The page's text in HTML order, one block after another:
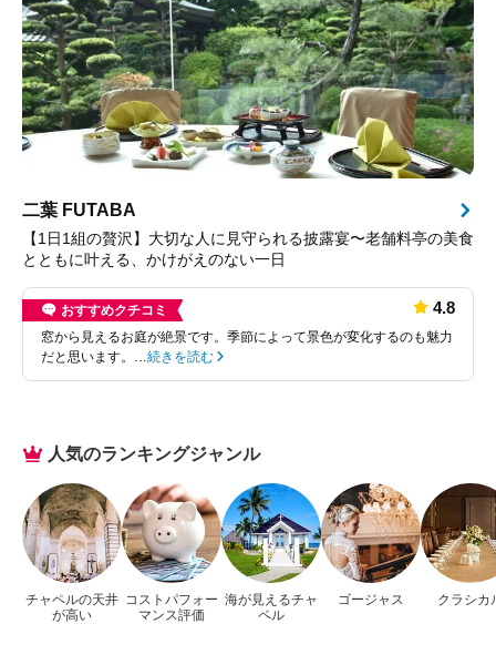
二葉 FUTABA
【1日1組の贅沢】大切な人に見守られる披露宴〜老舗料亭の美食
とともに叶える、かけがえのない一日
おすすめクチコミ 4.8
窓から見えるお庭が絶景です。季節によって景色が変化するのも魅力
だと思います。… 続きを読む
人気のランキングジャンル
チャペルの天井
が高い
コストパフォー
マンス評価
海が見えるチャ
ペル
ゴージャス クラシカ